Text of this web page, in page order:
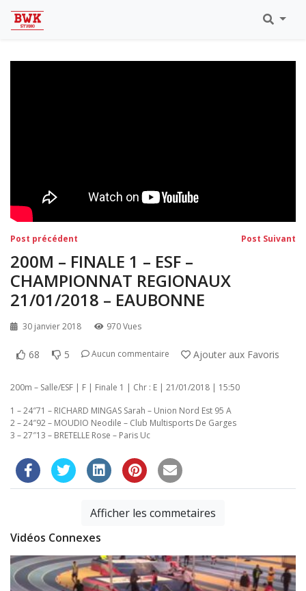
Eaubonne 2019
Navigation
de
l’article
Post précédent Post Suivant
200M – FINALE 1 – ESF –
CHAMPIONNAT REGIONAUX
21/01/2018 – EAUBONNE
30 janvier 2018 970 Vues
68 5 Aucun commentaire Ajouter aux Favoris
200m – Salle/ESF | F | Finale 1 | Chr : E | 21/01/2018 | 15:50
1 – 24″71 – RICHARD MINGAS Sarah – Union Nord Est 95 A
2 – 24″92 – MOUDIO Neodile – Club Multisports De Garges
3 – 27″13 – BRETELLE Rose – Paris Uc
Afficher les commetaires
Vidéos Connexes